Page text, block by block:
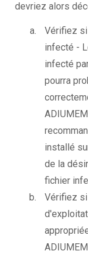
devriez alors
Vérifiez
infecté -
infecté
pourra
installé
de la
fichier
Vérifiez